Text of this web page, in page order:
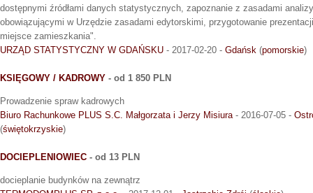
dostępnymi źródłami danych statystycznych, zapoznanie z zasadami
obowiązującymi w Urzędzie zasadami edytorskimi, przygotowanie
miejsce zamieszkania".
URZĄD STATYSTYCZNY W GDAŃSKU - 2017-02-20 - Gdańsk (pomorskie)
KSIĘGOWY / KADROWY - od 1 850 PLN
Prowadzenie spraw kadrowych
Biuro Rachunkowe PLUS S.C. Małgorzata i Jerzy Misiura - 2016-07-05 -
(świętokrzyskie)
DOCIEPLENIOWIEC - od 13 PLN
docieplanie budynków na zewnątrz